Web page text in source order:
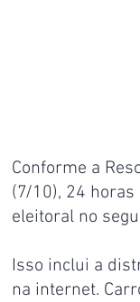
Conforme a
(7/10), 24
eleitoral no
Isso inclui a
na internet.